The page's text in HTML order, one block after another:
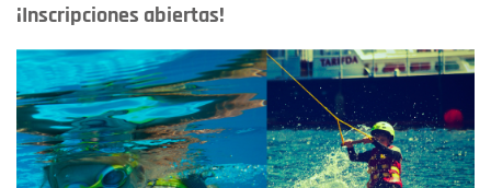
¡Inscripciones abiertas!